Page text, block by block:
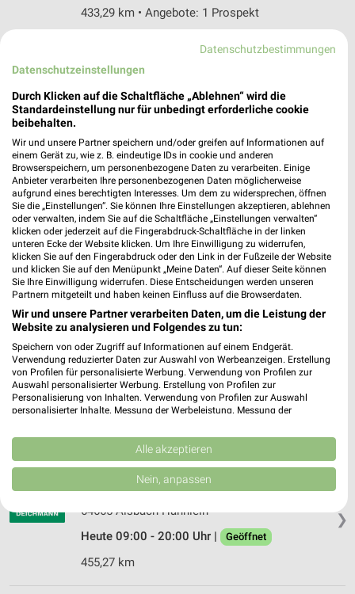
433,29 km • Angebote: 1 Prospekt
Bickenbacher Straße 1
64342 Seeheim – Jugenheim
Heute 09:00 - 12:30 14:30 - 18:00 Uhr |
Geöffnet
453,10 km
DEICHMANN Dieburg
Frankfurter Straße 57
64807 Dieburg
Heute 09:00 - 19:00 Uhr | Geöffnet
430,44 km
Shoe4You Dieburg
Frankfurter Straße 63
64807 Dieburg
Heute 09:30 - 20:00 Uhr | Geöffnet
❯
DEICHMANN Alsbach-Hähnlein
In der Pfarrtanne 10a
64665 Alsbach-Hähnlein
Heute 09:00 - 20:00 Uhr |
Geöffnet
455,27 km
Datenschutzbestimmungen
Datenschutzeinstellungen
Durch Klicken auf die Schaltfläche „Ablehnen“ wird die
Standardeinstellung nur für unbedingt erforderliche cookie
beibehalten.
Wir und unsere Partner speichern und/oder greifen auf Informationen auf
einem Gerät zu, wie z. B. eindeutige IDs in cookie und anderen
Browserspeichern, um personenbezogene Daten zu verarbeiten. Einige
Anbieter verarbeiten Ihre personenbezogenen Daten möglicherweise
aufgrund eines berechtigten Interesses. Um dem zu widersprechen, öffnen
Sie die „Einstellungen“. Sie können Ihre Einstellungen akzeptieren, ablehnen
oder verwalten, indem Sie auf die Schaltfläche „Einstellungen verwalten“
klicken oder jederzeit auf die Fingerabdruck-Schaltfläche in der linken
unteren Ecke der Website klicken. Um Ihre Einwilligung zu widerrufen,
klicken Sie auf den Fingerabdruck oder den Link in der Fußzeile der Website
und klicken Sie auf den Menüpunkt „Meine Daten“. Auf dieser Seite können
Sie Ihre Einwilligung widerrufen. Diese Entscheidungen werden unseren
Partnern mitgeteilt und haben keinen Einfluss auf die Browserdaten.
Wir und unsere Partner verarbeiten Daten, um die Leistung der
Website zu analysieren und Folgendes zu tun:
Speichern von oder Zugriff auf Informationen auf einem Endgerät.
Verwendung reduzierter Daten zur Auswahl von Werbeanzeigen. Erstellung
von Profilen für personalisierte Werbung. Verwendung von Profilen zur
Auswahl personalisierter Werbung. Erstellung von Profilen zur
Personalisierung von Inhalten. Verwendung von Profilen zur Auswahl
personalisierter Inhalte. Messung der Werbeleistung. Messung der
Kombinationen von Daten aus verschiedenen Quellen. Entwicklung und
Verbesserung der Angebote. Verwendung reduzierter Daten zur Auswahl
von Inhalten.
Daten können außerhalb der Europäischen Union weitergegeben und in die
USA gesendet werden.
Website/App.
Partnerliste anzeigen (1 IAB-Anbieter)
Wir nutzen Ihre Daten für folgende Zwecke:
Alle akzeptieren
Nein, anpassen